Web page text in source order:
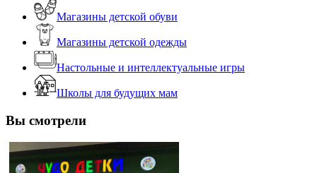
Магазины детской обуви
Магазины детской одежды
Настольные и интеллектуальные игры
Школы для будущих мам
Вы смотрели